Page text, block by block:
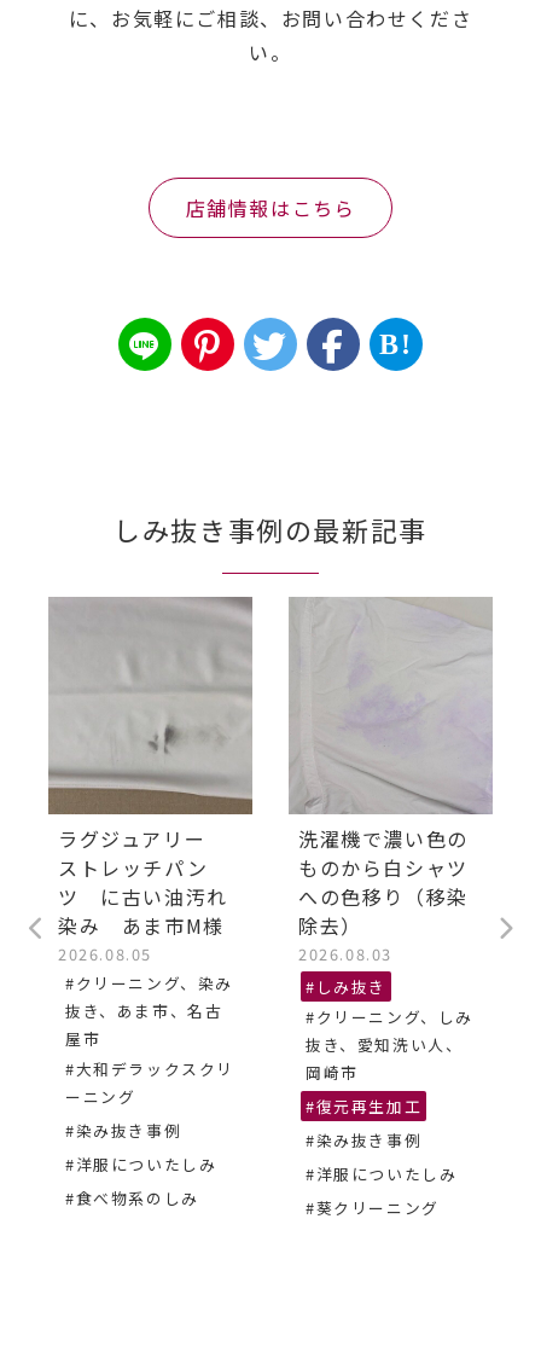
に、お気軽にご相談、お問い合わせくださ
い。
店舗情報はこちら
B!
しみ抜き事例の最新記事
ラグジュアリー
ストレッチパン
ツ に古い油汚れ
染み あま市M様
2026.08.05
#クリーニング、染み
抜き、あま市、名古
屋市
#大和デラックスクリ
ーニング
#染み抜き事例
#洋服についたしみ
#食べ物系のしみ
洗濯機で濃い色の
ものから白シャツ
への色移り（移染
除去）
2026.08.03
#しみ抜き
#クリーニング、しみ
抜き、愛知洗い人、
岡崎市
#復元再生加工
#染み抜き事例
#洋服についたしみ
#葵クリーニング